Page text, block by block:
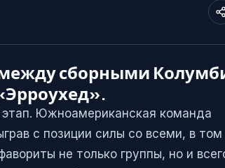
сборными
этап. Южноамериканская команда
с позиции силы со всеми, в том
не только группы, но и